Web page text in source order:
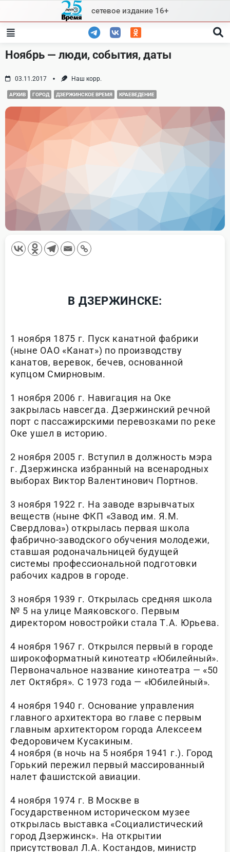
content
сетевое издание 16+
Ноябрь — люди, события, даты
03.11.2017 Наш корр.
АРХИВ ГОРОД ДЗЕРЖИНСКОЕ ВРЕМЯ КРАЕВЕДЕНИЕ
В ДЗЕРЖИНСКЕ:
1 ноября 1875 г. Пуск канатной фабрики
(ныне ОАО «Канат») по производству
канатов, веревок, бечев, основанной
купцом Смирновым.
1 ноября 2006 г. Навигация на Оке
закрылась навсегда. Дзержинский речной
порт с пассажирскими перевозками по реке
Оке ушел в историю.
2 ноября 2005 г. Вступил в должность мэра
г. Дзержинска избранный на всенародных
выборах Виктор Валентинович Портнов.
3 ноября 1922 г. На заводе взрывчатых
веществ (ныне ФКП «Завод им. Я.М.
Свердлова») открылась первая школа
фабрично-заводского обучения молодежи,
ставшая родоначальницей будущей
системы профессиональной подготовки
рабочих кадров в городе.
3 ноября 1939 г. Открылась средняя школа
№ 5 на улице Маяковского. Первым
директором новостройки стала Т.А. Юрьева.
4 ноября 1967 г. Открылся первый в городе
широкоформатный кинотеатр «Юбилейный».
Первоначальное название кинотеатра — «50
лет Октября». С 1973 года — «Юбилейный».
4 ноября 1940 г. Основание управления
главного архитектора во главе с первым
главным архитектором города Алексеем
Федоровичем Кусакиным.
4 ноября (в ночь на 5 ноября 1941 г.). Город
Горький пережил первый массированный
налет фашистской авиации.
4 ноября 1974 г. В Москве в
Государственном историческом музее
открылась выставка «Социалистический
город Дзержинск». На открытии
присутствовал Л.А. Костандов, министр